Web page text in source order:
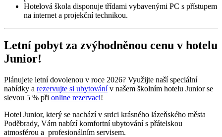
Hotelová škola disponuje třídami vybavenými PC s přístupem
na internet a projekční technikou.
Letní pobyt za zvýhodněnou cenu v hotelu
Junior!
Plánujete letní dovolenou v roce 2026? Využijte naší speciální
nabídky a rezervujte si ubytovánív našem školním hotelu Junior se
slevou 5 % při online rezervaci!
Hotel Junior, který se nachází v srdci krásného lázeňského města
Poděbrady, Vám nabízí komfortní ubytování s přátelskou
atmosférou a profesionálním servisem.